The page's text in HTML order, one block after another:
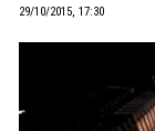
29/10/2015, 17:30